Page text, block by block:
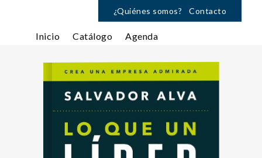
¿Quiénes somos? Contacto
Inicio Catálogo Agenda